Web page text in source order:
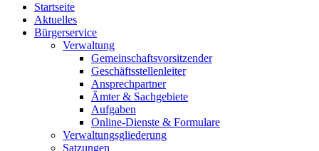
Startseite
Aktuelles
Bürgerservice
Verwaltung
Gemeinschaftsvorsitzender
Geschäftsstellenleiter
Ansprechpartner
Ämter & Sachgebiete
Aufgaben
Online-Dienste & Formulare
Verwaltungsgliederung
Satzungen